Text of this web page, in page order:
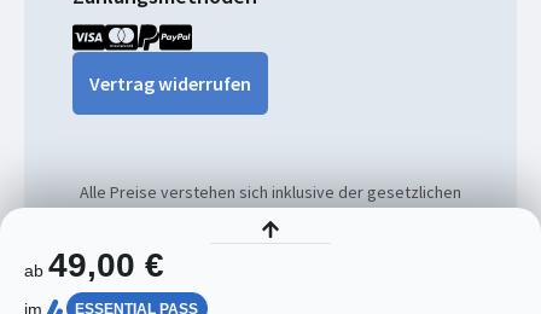
ab 49,00 €
im ESSENTIAL PASS
Vertrag widerrufen
Alle Preise verstehen sich inklusive der gesetzlichen
MwSt. und ggf. zzgl. Versandkosten.